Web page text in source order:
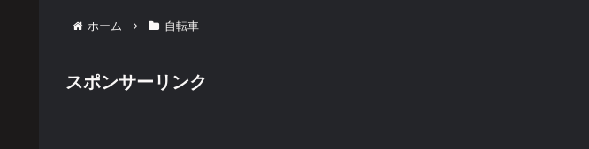
ホーム 自転車
スポンサーリンク